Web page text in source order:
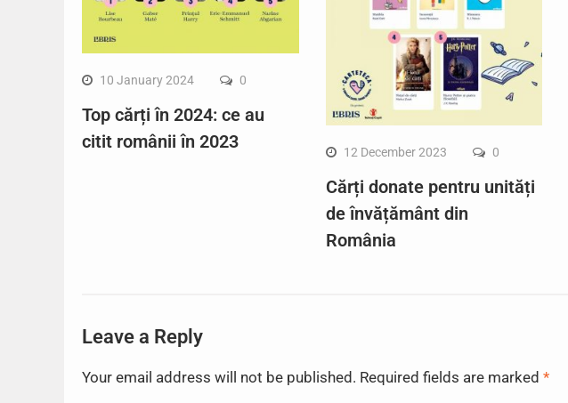
10 January 2024 0
Top cărți în 2024: ce au
citit românii în 2023
12 December 2023 0
Cărți donate pentru unități
de învățământ din
România
Leave a Reply
Your email address will not be published. Required fields are marked *